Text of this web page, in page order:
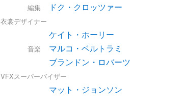
編集 ドク・クロッツァー
衣裳デザイナー
ケイト・ホーリー
音楽
マルコ・ベルトラミ
ブランドン・ロバーツ
VFXスーパーバイザー
マット・ジョンソン